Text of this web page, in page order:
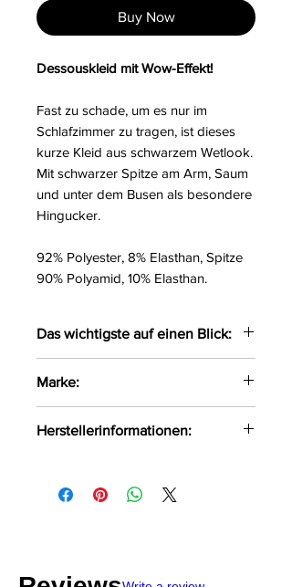
Buy Now
Dessouskleid mit Wow-Effekt!
Fast zu schade, um es nur im
Schlafzimmer zu tragen, ist dieses
kurze Kleid aus schwarzem Wetlook.
Mit schwarzer Spitze am Arm, Saum
und unter dem Busen als besondere
Hingucker.
92% Polyester, 8% Elasthan, Spitze
90% Polyamid, 10% Elasthan.
Das wichtigste auf einen Blick:
Mit Spitze am Saum und Busen
Figurbetont
Marke:
Herstellerinformationen:
DE-24933 Flensburg